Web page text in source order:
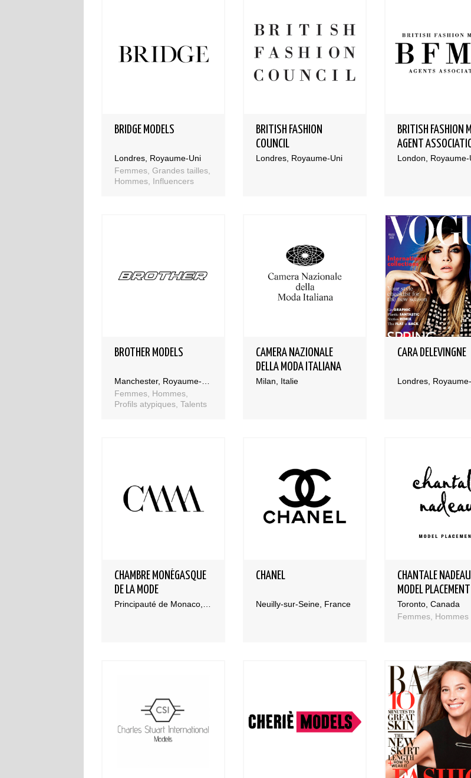
BRIDGE MODELS
Londres, Royaume-Uni
Femmes, Grandes tailles,
Hommes, Influencers
BRITISH FASHION
COUNCIL
Londres, Royaume-Uni
BRITISH FASHION
AGENT
London, Royaume-
BROTHER MODELS
Femmes, Hommes,
Profils atypiques, Talents
CAMERA NAZIONALE
DELLA MODA ITALIANA
Milan, Italie
CARA DELEVINGNE
Londres,
CHAMBRE MONÉGASQUE
DE LA MODE
CHANEL
Neuilly-sur-Seine, France
CHANTALE NADEAU
MODEL PLACEMENT
Toronto, Canada
Femmes, Hommes
être